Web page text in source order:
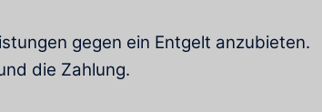
gegen ein Entgelt anzubieten.
die Zahlung.